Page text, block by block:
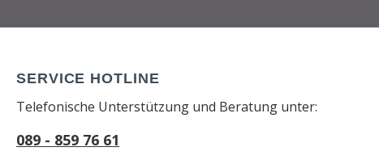
SERVICE HOTLINE
Telefonische Unterstützung und Beratung unter:
089 - 859 76 61